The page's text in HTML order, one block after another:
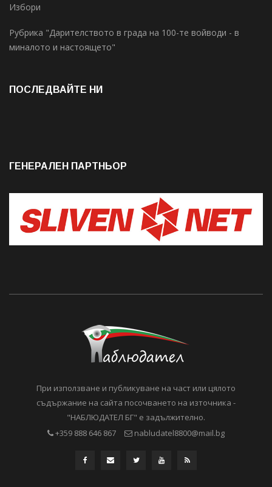
Избори
Рубрика "Дарителството в града на 100-те войводи - в
миналото и настоящето"
ПОСЛЕДВАЙТЕ НИ
ГЕНЕРАЛЕН ПАРТНЬОР
При използване и публикуване на част или цялото
съдържание на сайта посочването на източника -
"НАБЛЮДАТЕЛ БГ" е задължително.
+359 888 646 867
nabludatel8800@mail.bg